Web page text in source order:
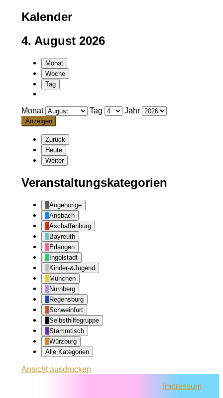
Kalender
4. August 2026
Monat
Woche
Tag
Monat Tag Jahr
Zurück
Heute
Weiter
Veranstaltungskategorien
Angehörige
Ansbach
Aschaffenburg
Bayreuth
Erlangen
Ingolstadt
Kinder-&Jugend
München
Nürnberg
Regensburg
Schweinfurt
Selbsthilfegruppe
Stammtisch
Würzburg
Alle Kategorien
Ansichtausdrucken
Impressum